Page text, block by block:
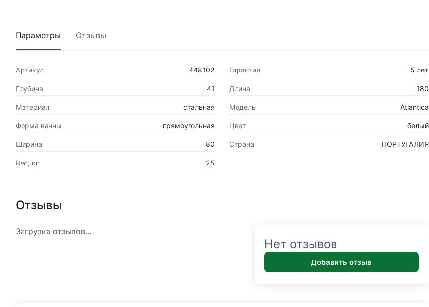
Параметры Отзывы
Артикул 448102 Гарантия 5 лет
Глубина 41 Длина 180
Материал стальная Модель Atlantica
Форма ванны прямоугольная Цвет белый
Ширина 80 Страна ПОРТУГАЛИЯ
Вес, кг 25
Отзывы
Загрузка отзывов...
Нет отзывов
Добавить отзыв